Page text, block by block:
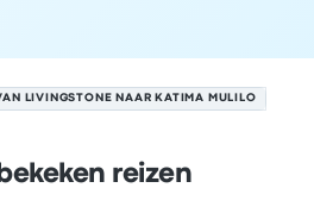
LIVINGSTONE NAAR KATIMA MULILO
reizen